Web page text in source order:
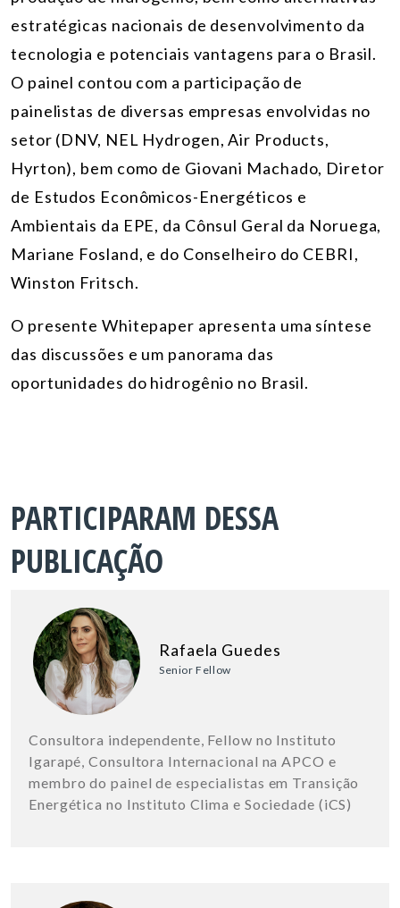
estratégicas nacionais de desenvolvimento da
tecnologia e potenciais vantagens para o Brasil.
O painel contou com a participação de
painelistas de diversas empresas envolvidas no
setor (DNV, NEL Hydrogen, Air Products,
Hyrton), bem como de Giovani Machado, Diretor
de Estudos Econômicos-Energéticos e
Ambientais da EPE, da Cônsul Geral da Noruega,
Mariane Fosland, e do Conselheiro do CEBRI,
Winston Fritsch.
O presente Whitepaper apresenta uma síntese
das discussões e um panorama das
oportunidades do hidrogênio no Brasil.
PARTICIPARAM DESSA
PUBLICAÇÃO
Rafaela Guedes
Senior Fellow
Consultora independente, Fellow no Instituto
Igarapé, Consultora Internacional na APCO e
membro do painel de especialistas em Transição
Energética no Instituto Clima e Sociedade (iCS)